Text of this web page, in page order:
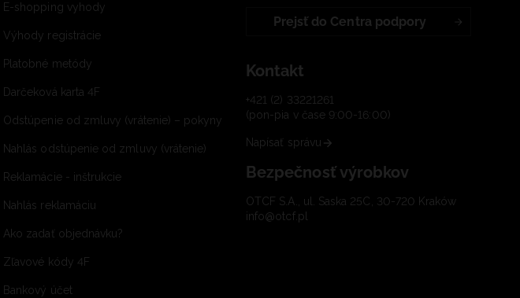
E-shopping vyhody
Výhody registrácie
Platobné metódy
Darčeková karta 4F
Odstúpenie od zmluvy (vrátenie) – pokyny
Nahlás odstúpenie od zmluvy (vrátenie)
Reklamácie - inštrukcie
Nahlás reklamáciu
Ako zadať objednávku?
Zľavové kódy 4F
Bankový účet
Prejsť do Centra podpory
Kontakt
+421 (2) 33221261
(pon-pia v čase 9:00-16:00)
Napísať správu
Bezpečnosť výrobkov
OTCF S.A., ul. Saska 25C, 30-720 Kraków
info@otcf.pl